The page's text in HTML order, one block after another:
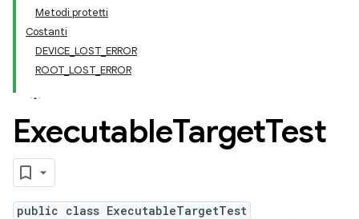
Metodi protetti
Costanti
DEVICE_LOST_ERROR
ROOT_LOST_ERROR
ExecutableTargetTest
public class ExecutableTargetTest